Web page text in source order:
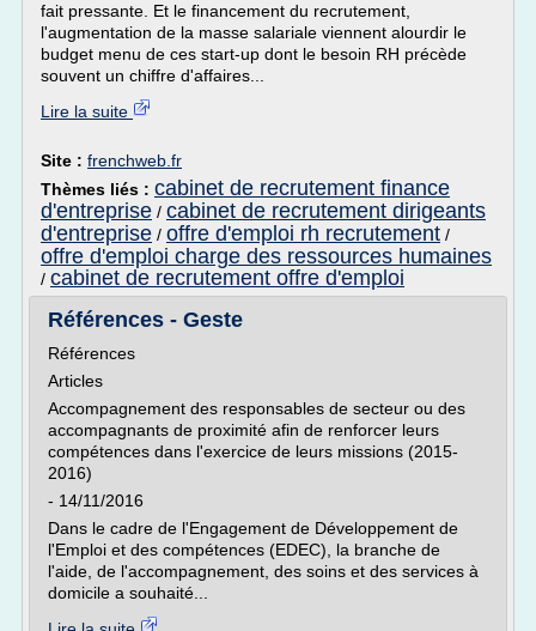
fait pressante. Et le financement du recrutement,
l'augmentation de la masse salariale viennent alourdir le
budget menu de ces start-up dont le besoin RH précède
souvent un chiffre d'affaires...
Lire la suite
Site : frenchweb.fr
Thèmes liés : cabinet de recrutement finance
d'entreprise / cabinet de recrutement dirigeants
d'entreprise / offre d'emploi rh recrutement /
offre d'emploi charge des ressources humaines
/ cabinet de recrutement offre d'emploi
Références - Geste
Références
Articles
Accompagnement des responsables de secteur ou des
accompagnants de proximité afin de renforcer leurs
compétences dans l'exercice de leurs missions (2015-
2016)
- 14/11/2016
Dans le cadre de l'Engagement de Développement de
l'Emploi et des compétences (EDEC), la branche de
l'aide, de l'accompagnement, des soins et des services à
domicile a souhaité...